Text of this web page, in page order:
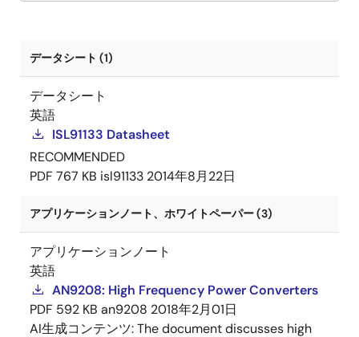
データシート (1)
データシート
英語
ISL91133 Datasheet
RECOMMENDED
PDF 767 KB isl91133 2014年8月22日
アプリケーションノート、ホワイトペーパー (3)
アプリケーションノート
英語
AN9208: High Frequency Power Converters
PDF 592 KB an9208 2018年2月01日
AI生成コンテンツ:The document discusses high